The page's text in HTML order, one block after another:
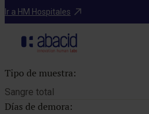
Ir a HM Hospitales
Catálogo de pruebas
ESTUDIO DE
Tipo de muestra:
Sangre total
Días de demora: